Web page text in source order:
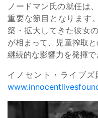
ノードマン氏の就任は
重要な節目となります
築・拡大してきた彼女
が相まって、児童搾取
継続的な影響力を発揮で
イノセント・ライブズ